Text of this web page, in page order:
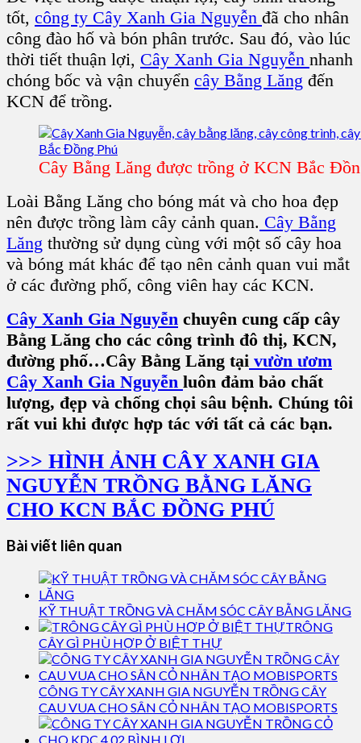
tốt, công ty Cây Xanh Gia Nguyễn đã cho nhân
công đào hố và bón phân trước. Sau đó, vào lúc
thời tiết thuận lợi, Cây Xanh Gia Nguyễn nhanh
chóng bốc và vận chuyển cây Bằng Lăng đến
KCN để trồng.
Cây Bằng Lăng được trồng ở KCN Bắc
Loài Bằng Lăng cho bóng mát và cho hoa đẹp
nên được trồng làm cây cảnh quan. Cây Bằng
Lăng thường sử dụng cùng với một số cây hoa
và bóng mát khác để tạo nên cảnh quan vui mắt
ở các đường phố, công viên hay các KCN.
Cây Xanh Gia Nguyễn chuyên cung cấp cây
Bằng Lăng cho các công trình đô thị, KCN,
đường phố…Cây Bằng Lăng tại vườn ươm
Cây Xanh Gia Nguyễn luôn đảm bảo chất
lượng, đẹp và chống chọi sâu bệnh. Chúng tôi
rất vui khi được hợp tác với tất cả các bạn.
>>> HÌNH ẢNH CÂY XANH GIA
NGUYỄN TRỒNG BẰNG LĂNG
CHO KCN BẮC ĐỒNG PHÚ
Bài viết liên quan
KỸ THUẬT TRỒNG VÀ CHĂM SÓC CÂY BẰNG LĂNG
TRÔNG
CÂY GÌ PHÙ HỢP Ở BIỆT THỰ
CÔNG TY CÂY XANH GIA NGUYỄN TRỒNG CÂY
CAU VUA CHO SÂN CỎ NHÂN TẠO MOBISPORTS